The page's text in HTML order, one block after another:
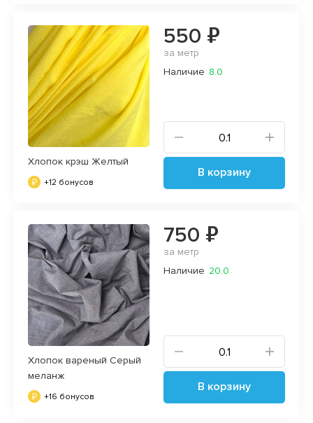
Хлопок крэш Желтый
+12 бонусов
550 ₽
за метр
Наличие 8.0
В корзину
Хлопок вареный Серый
меланж
+16 бонусов
750 ₽
за метр
Наличие 20.0
В корзину